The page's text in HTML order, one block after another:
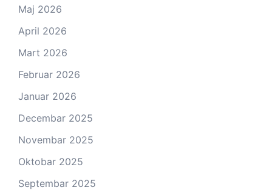
Maj 2026
April 2026
Mart 2026
Februar 2026
Januar 2026
Decembar 2025
Novembar 2025
Oktobar 2025
Septembar 2025